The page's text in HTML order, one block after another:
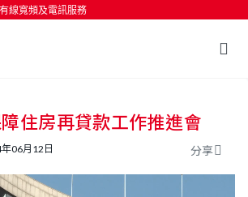
有線寬頻及電訊服務
按輸入鍵開始搜尋
住房再貸款工作推進會
06月12日 分享